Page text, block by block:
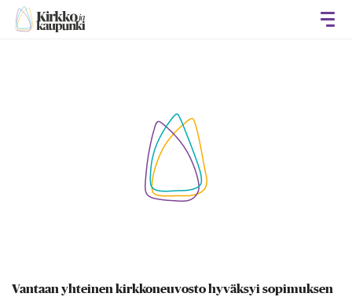
Vantaan yhteinen kirkkoneuvosto hyväksyi sopimuksen